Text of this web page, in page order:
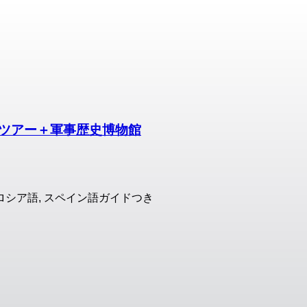
アー＋軍事歴史博物館
シア語, スペイン語ガイドつき